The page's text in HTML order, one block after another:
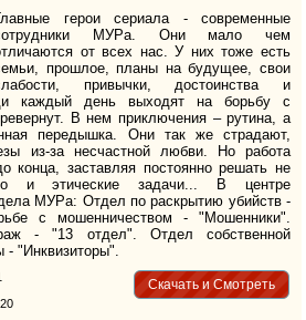
герои сериала - современные
МУРа. Они мало чем
от всех нас. У них тоже есть
прошлое, планы на будущее, свои
привычки, достоинства и
каждый день выходят на борьбу с
В нем приключения – рутина, а
передышка. Они так же страдают,
из-за несчастной любви. Но работа
конца, заставляя постоянно решать не
и этические задачи... В центре
МУРа: Отдел по раскрытию убийств -
с мошенничеством - "Мошенники".
- "13 отдел". Отдел собственной
"Инквизиторы".
Скачать и Смотреть